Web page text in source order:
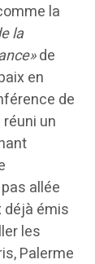
la
la
de
en
de
réuni un
pas allée
déjà émis
les
Palerme